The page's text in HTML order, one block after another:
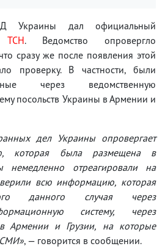
Украины дал официальный
ТСН. Ведомство опровергло
сразу же после появления этой
проверку. В частности, были
через ведомственную
посольств Украины в Армении и
дел Украины опровергает
которая была размещена в
отреагировали на
всю информацию, которая
данного случая через
систему, через
Армении и Грузии, на которые
СМИ», — говорится в сообщении.